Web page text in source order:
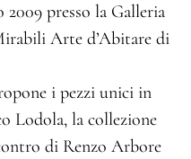
2009 presso la Galleria
Arte d’Abitare di
i pezzi unici in
Lodola, la collezione
di Renzo Arbore